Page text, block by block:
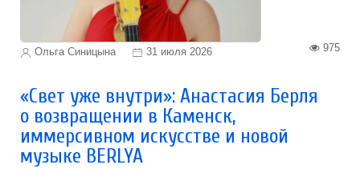
Ольга Синицына 31 июля 2026 975
«Свет уже внутри»: Анастасия Берля
о возвращении в Каменск,
иммерсивном искусстве и новой
музыке BERLYA